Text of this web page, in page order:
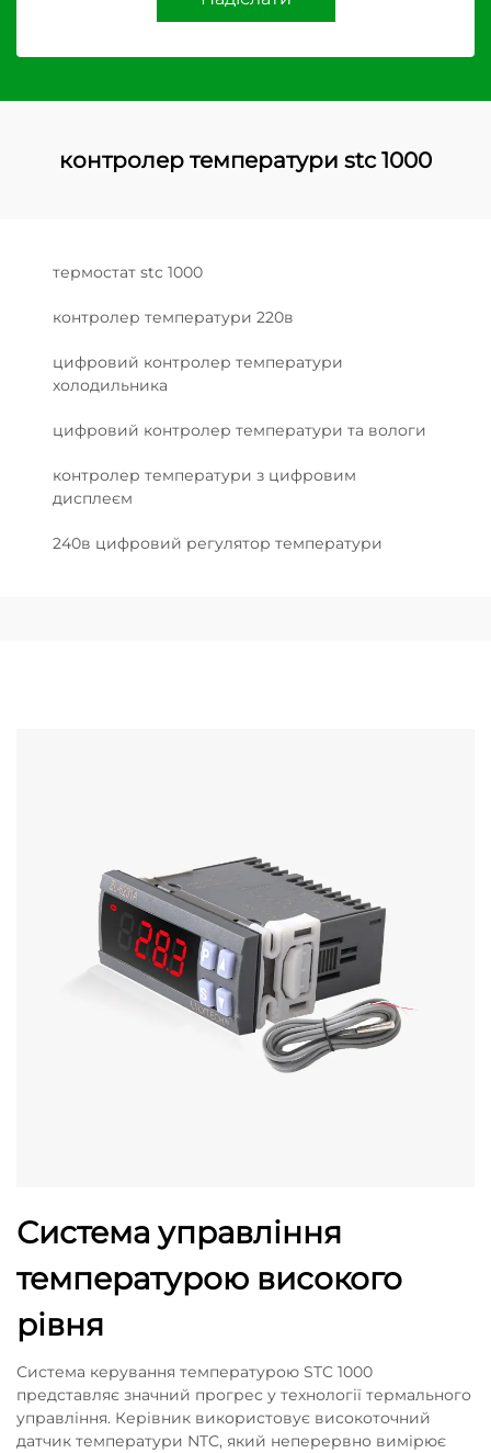
контролер температури stc 1000
термостат stc 1000
контролер температури 220в
цифровий контролер температури
холодильника
цифровий контролер температури та вологи
контролер температури з цифровим
дисплеєм
240в цифровий регулятор температури
Система управління
температурою високого
рівня
Система керування температурою STC 1000
представляє значний прогрес у технології термального
управління. Керівник використовує високоточний
датчик температури NTC, який неперервно вимірює